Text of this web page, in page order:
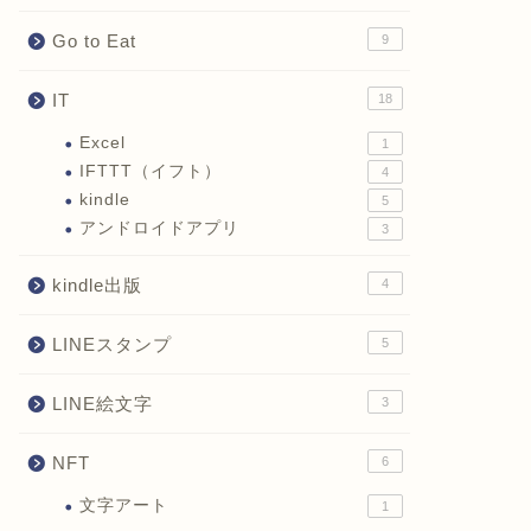
Go to Eat 9
IT 18
Excel 1
IFTTT（イフト） 4
kindle 5
アンドロイドアプリ 3
kindle出版 4
LINEスタンプ 5
LINE絵文字 3
NFT 6
文字アート 1